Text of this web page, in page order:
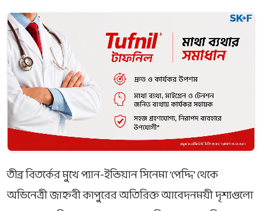
তীব্র বিতর্কের মুখে প্যান-ইন্ডিয়ান সিনেমা ‘পেদ্দি’ থেকে
অভিনেত্রী জাহ্নবী কাপুরের অতিরিক্ত আবেদনময়ী দৃশ্যগুলো